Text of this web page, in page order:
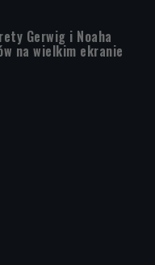
Gerwig i Noaha
na wielkim ekranie